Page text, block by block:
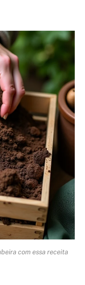
com essa receita